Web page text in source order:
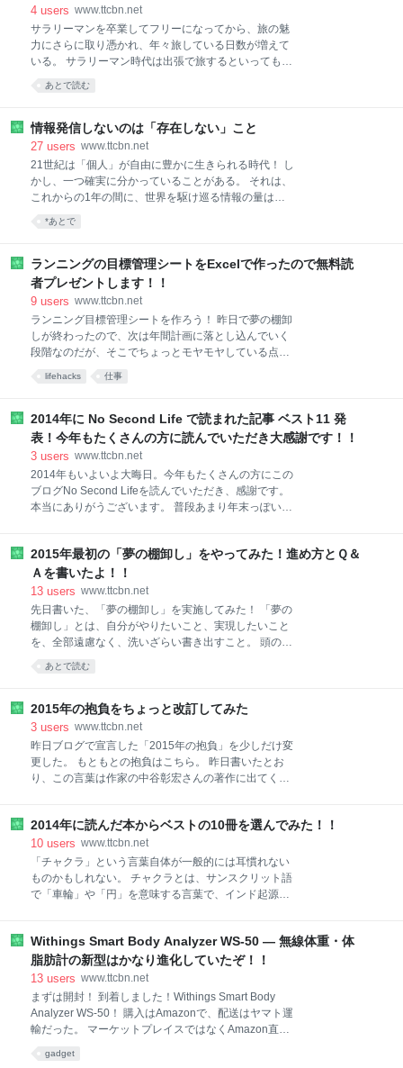
この2台だ。 当然のことながら、これだと不便であ
る。 Pocket WiFiで繋いでみて、うまく4Gの電波を掴
んでくれればいいのだが、その可能性は結構低い。 し
ばらく試してダメだと仕方なくdocomoのルーターを
いた。 何とかならないか、と思いつつも、腰が上がら
だと感じた。 今までの不便な環境から脱出しよう。
4 users www.ttcbn.net
サラリーマンを卒業してフリーになってから、旅の魅
力にさらに取り憑かれ、年々旅している日数が増えて
いる。 サラリーマン時代は出張で旅するといっても年
に1〜2回、しかも行く先も大阪や名古屋に限られてい
たし、プライベートでもあまり旅をしていなかった。
しくなったし、新しい出会いも僕にとっては大切なコ
ンテンツの一つとなった。 出会いというのは、人との
出会いだけではない。新しい場所、新しいお店、新し
い文化、新しい体験など、すべてが僕にとってコンテ
ンツとなるのだ。 そんななかで、昨年2014年に初め
ても良いし食べ物も独特で美味しい。そして何と言っ
かり沖縄が好きになった僕だが、まだ沖縄の離島には
1度も行けていない。 今年2015年の目標は、沖縄の離
島を旅する
あとで読む
情報発信しないのは「存在しない」こと
27 users www.ttcbn.net
21世紀は「個人」が自由に豊かに生きられる時代！ し
かし、一つ確実に分かっていることがある。 それは、
これからの1年の間に、世界を駆け巡る情報の量はま
器はさらに高速化し、通信網もさらに強化されるだろ
らに高度な情報化社会の中を生きるようになるだろ
う。 僕は21世紀は「個人の時代」だと思っている。
誰もが、企業に勤めていなくても、個人で豊かに暮ら
で生活できるようになった人間の一人だ。 20世紀には
存在しなかった、数え切れないほどの種類の新しい職
業が生まれ、同じくらいたくさんの新しいお金を得る
手段ができた。 何の制約もなく、自由に生きられる。
*あとで
ランニングの目標管理シートをExcelで作ったので無料読
者プレゼントします！！
9 users www.ttcbn.net
ランニング目標管理シートを作ろう！ 昨日で夢の棚卸
しが終わったので、次は年間計画に落とし込んでいく
段階なのだが、そこでちょっとモヤモヤしている点と
向き合うことにした。 それは、週次と月次のレビュ
ー、計画のファイルに満足できていないという点。 最
おり、僕はいま、Numbersで週次や月次のレビューフ
ァイルを作って活用している。 しかし、どうも色んな
部分がイマイチで、モヤモヤしていたのだ。 モヤモヤ
思い切って、多少時期がずれ込んだとしても、満足の
いくテンプレートを作って、それから年次計画の作成
に入ることにした。 で、まず作成し始めたのが、ラン
ートの一部にランニングの項目があって、そこに書き
込んでいた。 ただ、それだと他の雑多な項目に埋もれ
てしまい
lifehacks 仕事
2014年に No Second Life で読まれた記事 ベスト11 発
表！今年もたくさんの方に読んでいただき大感謝です！！
3 users www.ttcbn.net
2014年もいよいよ大晦日。今年もたくさんの方にこの
ブログNo Second Lifeを読んでいただき、感謝です。
本当にありがうございます。 普段あまり年末っぽい記
みた。 なかなか面白い結果になったので、皆さんにシ
ェアさせていただきます。 「ええ〜、こんな記事
が？」というものもあり、「鉄板だな」というものも
あって楽しかった。 皆さんも、「こんな記事読んだこ
とないよ！？」「たちさんこんなの書いてたの？」と
ビックリする記事があるのではないだろうか。 では、
したのは、11位に入った記事が、この時期にちょうど
本気出す！と誓うあなたに贈る 10の小さな良い習慣
今年から本気出す！と誓うあなたに贈る
2015年最初の「夢の棚卸し」をやってみた！進め方とＱ＆
Ａを書いたよ！！
13 users www.ttcbn.net
先日書いた、「夢の棚卸し」を実施してみた！ 「夢の
棚卸し」とは、自分がやりたいこと、実現したいこと
を、全部遠慮なく、洗いざらい書き出すこと。 頭の中
にモヤモヤと抱えているだけでは、夢は曖昧なまま。
まずは書き出すことで第1歩を踏み出そう。 詳しくは
し」のススメ！立花が5年前に書いた「夢リスト」公
開！5年前に僕が書いた夢は叶ったのか！？ | No
Second Life そして今年も元日から今日までかけて、
夢の棚卸しをやってみた。 毎回どんどんボリュームが
増えていく（笑）。 それだけ夢をリアルに描けるよう
の優先順位で気分良く実施したい。 元日にまずはマイ
ンドマップで夢を放射線状に書き出してみた。 いまま
あとで読む
2015年の抱負をちょっと改訂してみた
3 users www.ttcbn.net
昨日ブログで宣言した「2015年の抱負」を少しだけ変
更した。 もともとの抱負はこちら。 昨日書いたとお
り、この言葉は作家の中谷彰宏さんの著作に出てくる
けだと、「歯を食いしばって辛くても頑張る」みたい
なニュアンスが出ないだろうか。 僕のイメージは、も
っと気楽に楽しくルンルンと、でも視線は切らさず諦
めず、という感じだった。 ちょっとモヤモヤした感じ
で昨夜は眠り、今朝起きたらいい感じで答えが出てい
れでずいぶんしっくりきた感じ。 言葉としては若干冗
長な気もするが、「楽しむ」はとても大事なキーワー
ドなので、これでいこうと思う。 お気に入りのノート
にこの抱負を挟んで、毎朝最初に見るようにしようと
思う。
2014年に読んだ本からベストの10冊を選んでみた！！
10 users www.ttcbn.net
「チャクラ」という言葉自体が一般的には耳慣れない
ものかもしれない。 チャクラとは、サンスクリット語
で「車輪」や「円」を意味する言葉で、インド起源の
る。 しかし、「気」という言葉は僕たちの日常に溢れ
ていて、僕たちは実はエネルギーの流れを日常生活で
も当たり前に受け入れて生きている。 本書では、僕た
ちを支配するエネルギーの体系とその役割を学ぶこと
ができる。 僕自身、チャクラというものの存在を意識
し始めてまだ日が浅いが、この本で体系的に理解する
ャロライン・メイス — 僕たちはモノやカネだけでは幸
Withings Smart Body Analyzer WS-50 — 無線体重・体
脂肪計の新型はかなり進化していたぞ！！
13 users www.ttcbn.net
まずは開封！ 到着しました！Withings Smart Body
Analyzer WS-50！ 購入はAmazonで、配送はヤマト運
輸だった。 マーケットプレイスではなくAmazon直販
Withingsの段ボールだった。 そして段ボールから出す
gadget